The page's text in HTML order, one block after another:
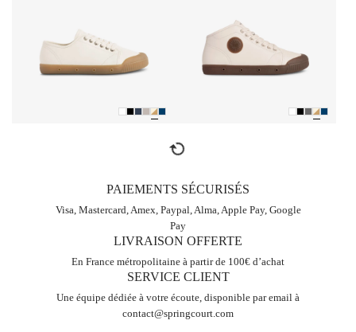
refresh
PAIEMENTS SÉCURISÉS
Visa, Mastercard, Amex, Paypal, Alma, Apple Pay, Google
Pay
LIVRAISON OFFERTE
En France métropolitaine à partir de 100€ d’achat
SERVICE CLIENT
Une équipe dédiée à votre écoute, disponible par email à
contact@springcourt.com